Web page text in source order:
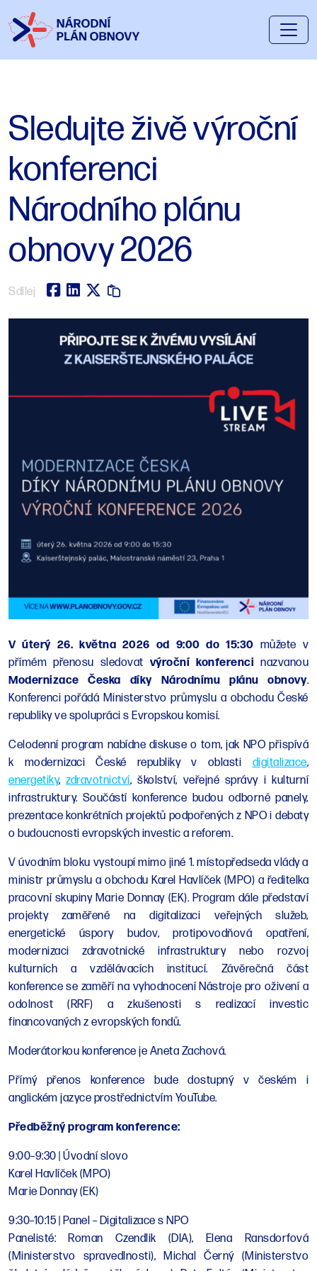
Sledujte živě výroční
konferenci
Národního plánu
obnovy 2026
Sdílej
V úterý 26. května 2026 od 9:00 do 15:30 můžete v
přímém přenosu sledovat výroční konferenci nazvanou
Modernizace Česka díky Národnímu plánu obnovy.
Konferenci pořádá Ministerstvo průmyslu a obchodu České
republiky ve spolupráci s Evropskou komisí.
Celodenní program nabídne diskuse o tom, jak NPO přispívá
k modernizaci České republiky v oblasti digitalizace,
energetiky,zdravotnictví, školství, veřejné správy i kulturní
infrastruktury. Součástí konference budou odborné panely,
prezentace konkrétních projektů podpořených z NPO i debaty
o budoucnosti evropských investic a reforem.
V úvodním bloku vystoupí mimo jiné 1. místopředseda vlády a
ministr průmyslu a obchodu Karel Havlíček (MPO) a ředitelka
pracovní skupiny Marie Donnay (EK). Program dále představí
projekty zaměřené na digitalizaci veřejných služeb,
energetické úspory budov, protipovodňová opatření,
modernizaci zdravotnické infrastruktury nebo rozvoj
kulturních a vzdělávacích institucí. Závěrečná část
konference se zaměří na vyhodnocení Nástroje pro oživení a
odolnost (RRF) a zkušenosti s realizací investic
financovaných z evropských fondů.
Moderátorkou konference je Aneta Zachová.
Přímý přenos konference bude dostupný v českém i
anglickém jazyce prostřednictvím YouTube.
Předběžný program konference:
9:00–9:30 | Úvodní slovo
Karel Havlíček (MPO)
Marie Donnay (EK)
9:30–10:15 | Panel – Digitalizace s NPO
Panelisté: Roman Czendlik (DIA), Elena Ransdorfová
(Ministerstvo spravedlnosti), Michal Černý (Ministerstvo